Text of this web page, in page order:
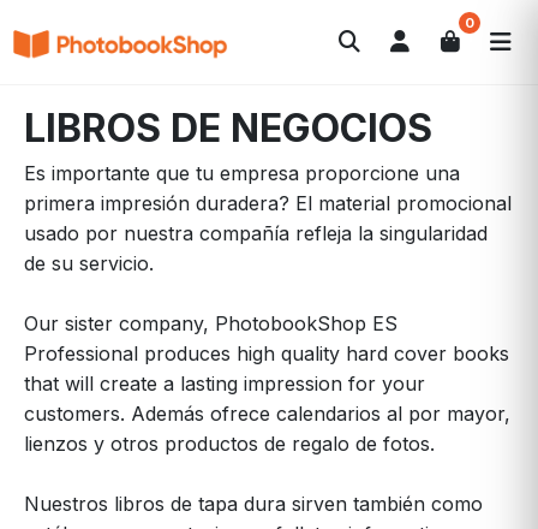
0
Search
POPULARES Álbumes de fotos Canvas Print
LIBROS DE NEGOCIOS
Es importante que tu empresa proporcione una
primera impresión duradera? El material promocional
usado por nuestra compañía refleja la singularidad
de su servicio.
Our sister company, PhotobookShop ES
Professional produces high quality hard cover books
that will create a lasting impression for your
customers. Además ofrece calendarios al por mayor,
lienzos y otros productos de regalo de fotos.
Nuestros libros de tapa dura sirven también como